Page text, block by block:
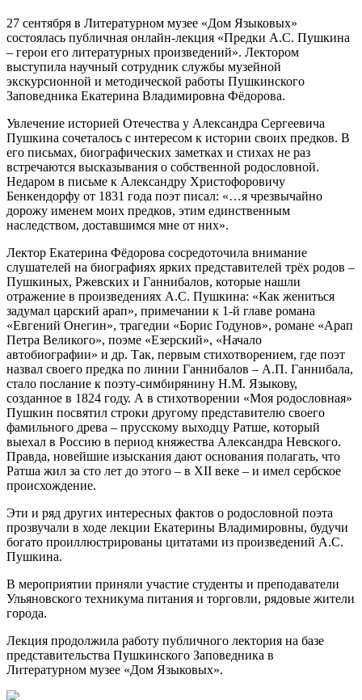
27 сентября в Литературном музее «Дом Языковых»
состоялась публичная онлайн-лекция «Предки А.С. Пушкина
– герои его литературных произведений». Лектором
выступила научный сотрудник службы музейной
экскурсионной и методической работы Пушкинского
Заповедника Екатерина Владимировна Фёдорова.
Увлечение историей Отечества у Александра Сергеевича
Пушкина сочеталось с интересом к истории своих предков. В
его письмах, биографических заметках и стихах не раз
встречаются высказывания о собственной родословной.
Недаром в письме к Александру Христофоровичу
Бенкендорфу от 1831 года поэт писал: «…я чрезвычайно
дорожу именем моих предков, этим единственным
наследством, доставшимся мне от них».
Лектор Екатерина Фёдорова сосредоточила внимание
слушателей на биографиях ярких представителей трёх родов –
Пушкиных, Ржевских и Ганнибалов, которые нашли
отражение в произведениях А.С. Пушкина: «Как жениться
задумал царский арап», примечании к 1-й главе романа
«Евгений Онегин», трагедии «Борис Годунов», романе «Арап
Петра Великого», поэме «Езерский», «Начало
автобиографии» и др. Так, первым стихотворением, где поэт
назвал своего предка по линии Ганнибалов – А.П. Ганнибала,
стало послание к поэту-симбирянину Н.М. Языкову,
созданное в 1824 году. А в стихотворении «Моя родословная»
Пушкин посвятил строки другому представителю своего
фамильного древа – прусскому выходцу Ратше, который
выехал в Россию в период княжества Александра Невского.
Правда, новейшие изыскания дают основания полагать, что
Ратша жил за сто лет до этого – в XII веке – и имел сербское
происхождение.
Эти и ряд других интересных фактов о родословной поэта
прозвучали в ходе лекции Екатерины Владимировны, будучи
богато проиллюстрированы цитатами из произведений А.С.
Пушкина.
В мероприятии приняли участие студенты и преподаватели
Ульяновского техникума питания и торговли, рядовые жители
города.
Лекция продолжила работу публичного лектория на базе
представительства Пушкинского Заповедника в
Литературном музее «Дом Языковых».